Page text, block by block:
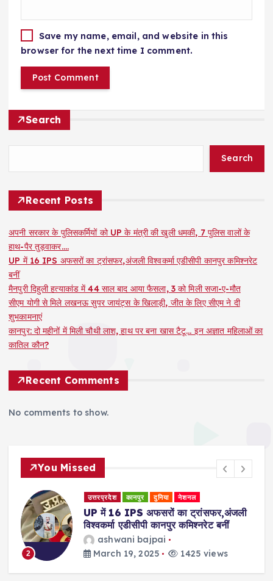
Save my name, email, and website in this
browser for the next time I comment.
Search
Search
Recent Posts
अपनी सरकार के पुलिसकर्मियों को UP के मंत्री की खुली धमकी, 7 पुलिस वालों के
हाथ-पैर तुड़वाकर….
UP में 16 IPS अफसरों का ट्रांसफर,अंजली विश्वकर्मा एडीसीपी कानपुर कमिश्नरेट
बनीं
मैनपुरी दिहुली हत्याकांड में 44 साल बाद आया फैसला, 3 को मिली सजा-ए-मौत
सीएम योगी से मिले लखनऊ सुपर जायंट्स के खिलाड़ी, जीत के लिए सीएम ने दी
शुभकामनाएं
कानपुर: दो महीनों में मिली चौथी लाश, हाथ पर बना खास टैटू… इन अज्ञात महिलाओं का
कातिल कौन?
Recent Comments
No comments to show.
You Missed
2
उत्तरप्रदेश कानपुर दुनिया नेशनल
UP में 16 IPS अफसरों का ट्रांसफर,अंजली
विश्वकर्मा एडीसीपी कानपुर कमिश्नरेट बनीं
ashwani bajpai
March 19, 2025
1425 views